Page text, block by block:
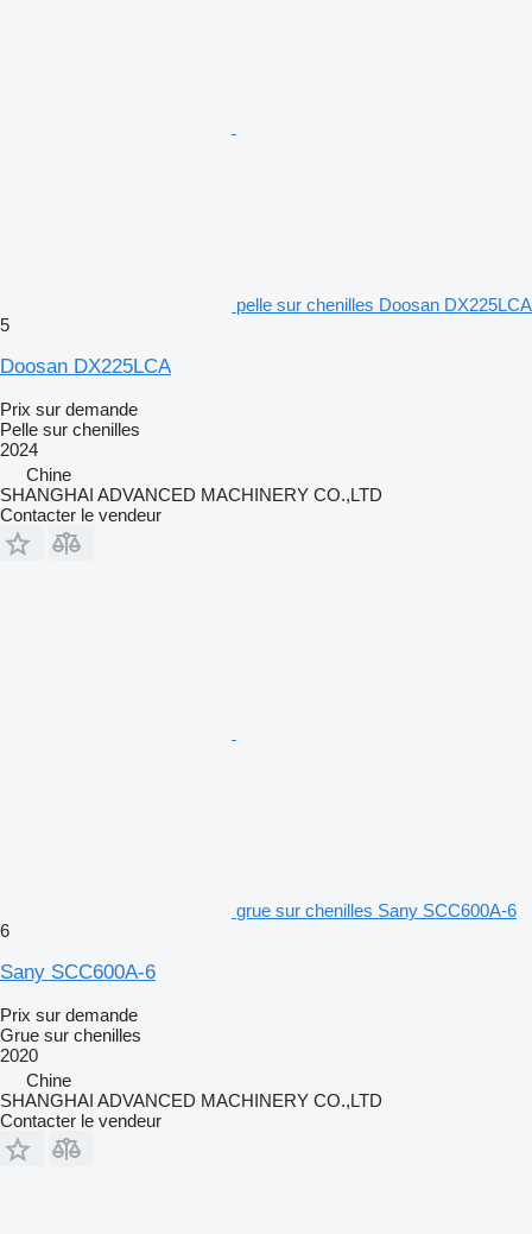
pelle sur chenilles Doosan DX225LCA
5
Doosan DX225LCA
Prix sur demande
Pelle sur chenilles
2024
Chine
SHANGHAI ADVANCED MACHINERY CO.,LTD
Contacter le vendeur
grue sur chenilles Sany SCC600A-6
6
Sany SCC600A-6
Prix sur demande
Grue sur chenilles
2020
Chine
SHANGHAI ADVANCED MACHINERY CO.,LTD
Contacter le vendeur